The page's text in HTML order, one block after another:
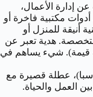
إدارة الأعمال،
أدوات مكتبية فاخرة أو
للمنزل أو
هدية تعبر عن
قيمة). شيء يساهم في
عطلة قصيرة مع
العمل والحياة.